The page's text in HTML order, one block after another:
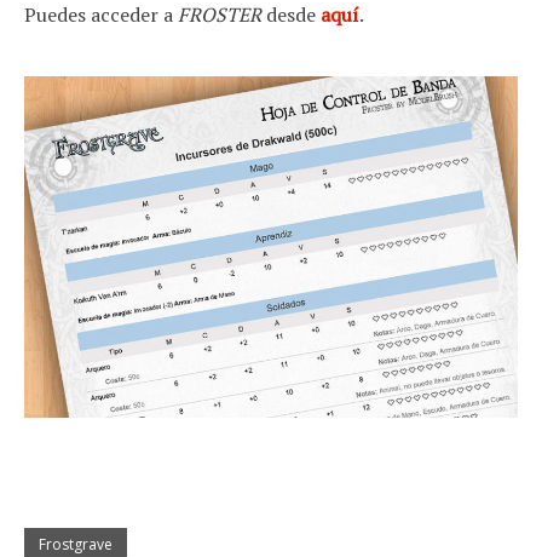
Puedes acceder aFROSTERdesde aquí.
Frostgrave